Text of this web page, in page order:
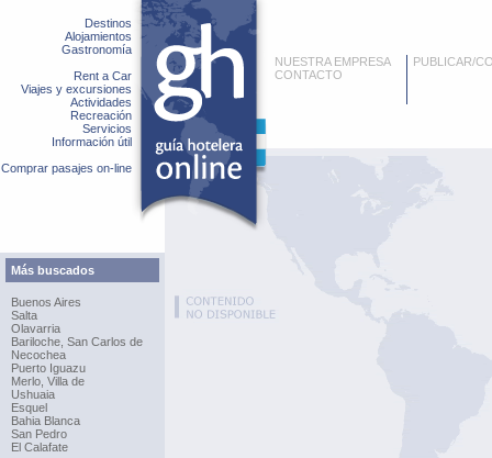
Destinos
Alojamientos
Gastronomía
Rent a Car
Viajes y excursiones
Actividades
Recreación
Servicios
Información útil
Comprar pasajes on-line
Más buscados
Buenos Aires
Salta
Olavarria
Bariloche, San Carlos de
Necochea
Puerto Iguazu
Merlo, Villa de
Ushuaia
Esquel
Bahia Blanca
San Pedro
El Calafate
NUESTRA EMPRESA
CONTACTO
PUBLICAR/